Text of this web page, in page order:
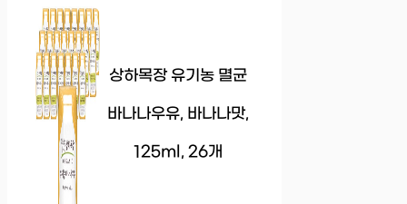
상하목장 유기농 멸균
바나나우유, 바나나맛,
125ml, 26개